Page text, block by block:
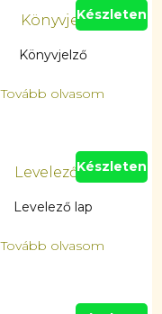
Készleten
Könyvjelző
Tovább olvasom
Készleten
Levelező lap
Tovább olvasom